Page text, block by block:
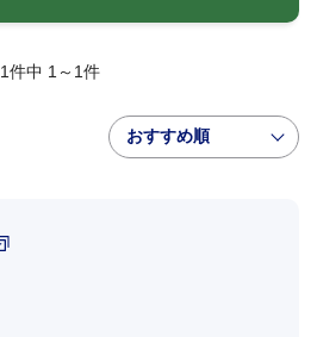
1件中 1～1件
おすすめ順